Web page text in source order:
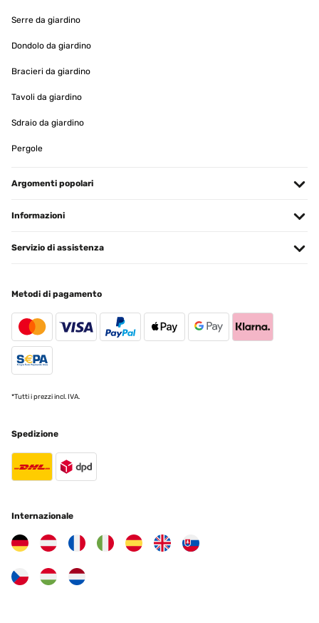
Sehr schönes Hochbeet und eine tolle Farbe grün
Amazon-Benutzer
Tradurre
Tradurre
Das Hochbeet ist sehr stabil und macht einen hochwertigen
Eindruck! Gerne wieder
Amazon-Benutzer
Ich bin absolut begeistert von diesem Hochbeet aus Metall! Der
Aufbau war einfach und gut erklärt – auch allein machbar. Das
Material wirkt sehr robust und wetterfest, genau richtig für den
modern und hochwertig aus – ein echter Hingucker. Bisher
würde es jederzeit wieder kaufen!
Tradurre
Serre da giardino
Dondolo da giardino
Bracieri da giardino
Tavoli da giardino
Sdraio da giardino
Pergole
Argomenti popolari
Informazioni
Servizio di assistenza
Metodi di pagamento
*Tutti i prezzi incl. IVA.
Spedizione
Internazionale